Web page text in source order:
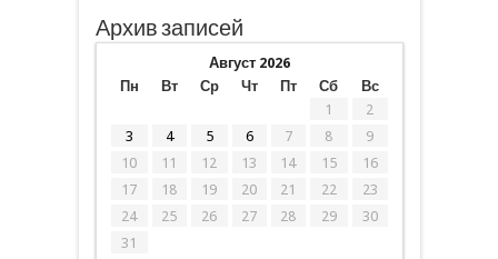
Архив записей
Август 2026
Пн
Вт Ср Чт Пт Сб
Вс
1
2
3
4 5 6 7 8
9
10
11 12 13 14 15
16
17
18 19 20 21 22
23
24
25 26 27 28 29
30
31